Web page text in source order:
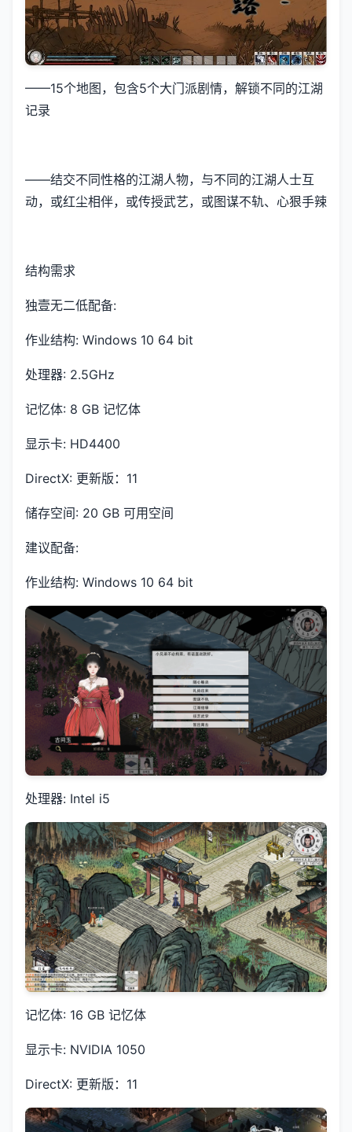
——15个地图，包含5个大门派剧情，解锁不同的江湖
记录
——结交不同性格的江湖人物，与不同的江湖人士互
动，或红尘相伴，或传授武艺，或图谋不轨、心狠手辣
结构需求
独壹无二低配备:
作业结构: Windows 10 64 bit
处理器: 2.5GHz
记忆体: 8 GB 记忆体
显示卡: HD4400
DirectX: 更新版：11
储存空间: 20 GB 可用空间
建议配备:
作业结构: Windows 10 64 bit
处理器: Intel i5
记忆体: 16 GB 记忆体
显示卡: NVIDIA 1050
DirectX: 更新版：11